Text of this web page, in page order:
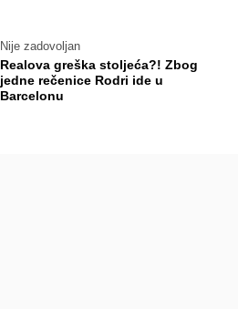
Nije zadovoljan
Realova greška stoljeća?! Zbog
jedne rečenice Rodri ide u
Barcelonu